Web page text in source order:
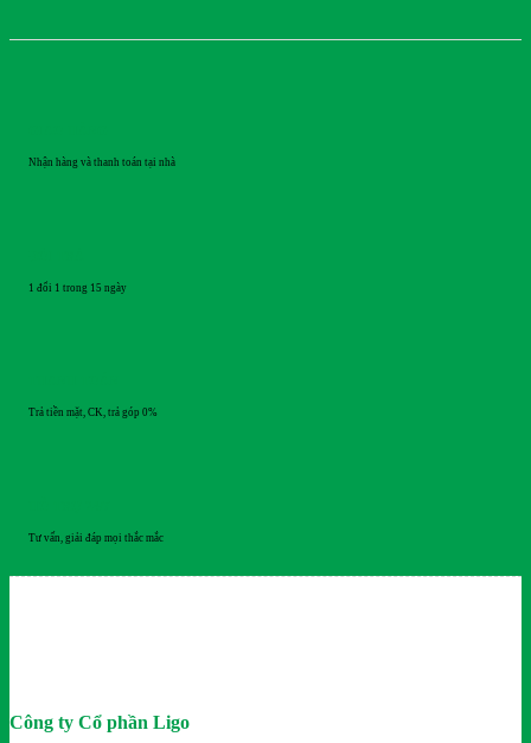
Nhận hàng và thanh toán tại nhà
1 đổi 1 trong 15 ngày
Trả tiền mặt, CK, trả góp 0%
Tư vấn, giải đáp mọi thắc mắc
Công ty Cổ phần Ligo